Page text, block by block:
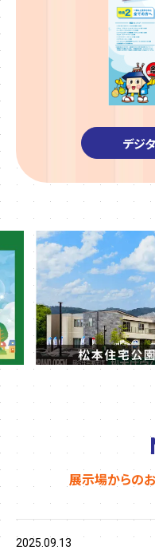
デジ
展示場からの
2025.09.13